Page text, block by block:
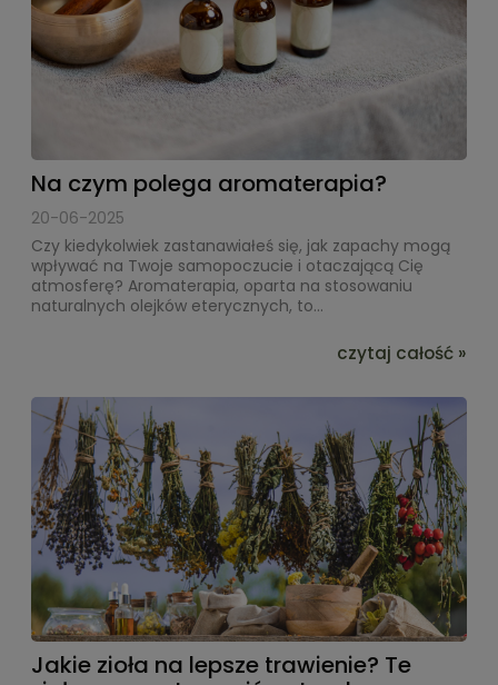
Na czym polega aromaterapia?
20-06-2025
Czy kiedykolwiek zastanawiałeś się, jak zapachy mogą
wpływać na Twoje samopoczucie i otaczającą Cię
atmosferę? Aromaterapia, oparta na stosowaniu
naturalnych olejków eterycznych, to...
czytaj całość »
Jakie zioła na lepsze trawienie? Te